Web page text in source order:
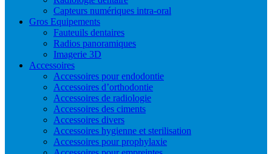
Capteurs numériques intra-oral
Gros Equipements
Fauteuils dentaires
Radios panoramiques
Imagerie 3D
Accessoires
Accessoires pour endodontie
Accessoires d’orthodontie
Accessoires de radiologie
Accessoires des ciments
Accessoires divers
Accessoires hygienne et sterilisation
Accessoires pour prophylaxie